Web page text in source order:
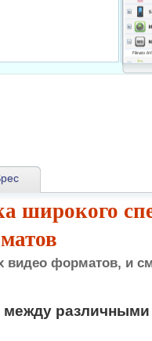
широкого
видео форматов, и
между различными